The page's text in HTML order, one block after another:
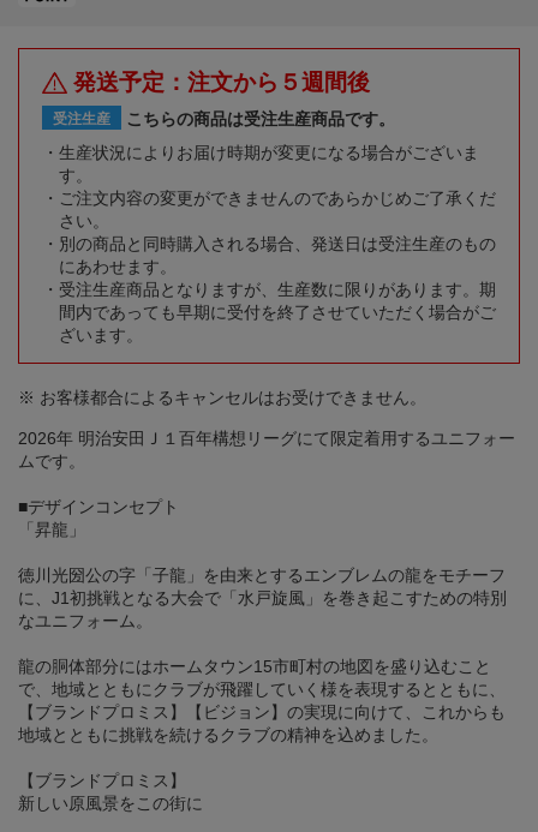
発送予定：注文から５週間後
受注生産
こちらの商品は受注生産商品です。
生産状況によりお届け時期が変更になる場合がございま
す。
ご注文内容の変更ができませんのであらかじめご了承くだ
さい。
別の商品と同時購入される場合、発送日は受注生産のもの
にあわせます。
受注生産商品となりますが、生産数に限りがあります。期
間内であっても早期に受付を終了させていただく場合がご
ざいます。
※ お客様都合によるキャンセルはお受けできません。
2026年 明治安田Ｊ１百年構想リーグにて限定着用するユニフォー
ムです。
■デザインコンセプト
「昇龍」
徳川光圀公の字「子龍」を由来とするエンブレムの龍をモチーフ
に、J1初挑戦となる大会で「水戸旋風」を巻き起こすための特別
なユニフォーム。
龍の胴体部分にはホームタウン15市町村の地図を盛り込むこと
で、地域とともにクラブが飛躍していく様を表現するとともに、
【ブランドプロミス】【ビジョン】の実現に向けて、これからも
地域とともに挑戦を続けるクラブの精神を込めました。
【ブランドプロミス】
新しい原風景をこの街に